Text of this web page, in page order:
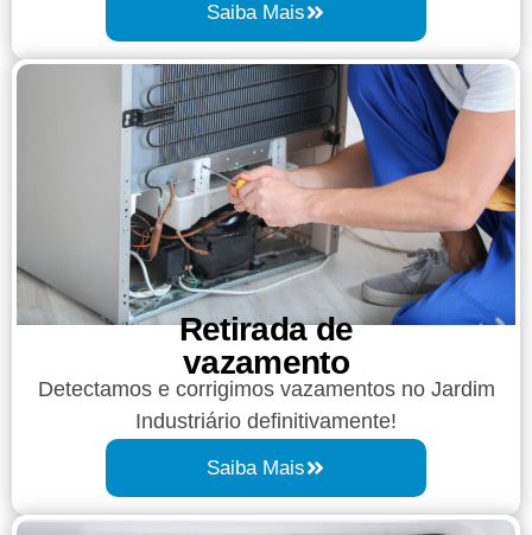
Saiba Mais
Retirada de
vazamento​​
Detectamos e corrigimos vazamentos no Jardim
Industriário definitivamente!
Saiba Mais